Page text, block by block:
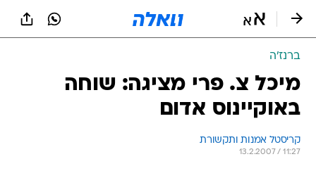
ברנז'ה
מיכל צ. פרי מציגה: שוחה
באוקיינוס אדום
קריסטל אמנות ותקשורת
13.2.2007 / 11:27